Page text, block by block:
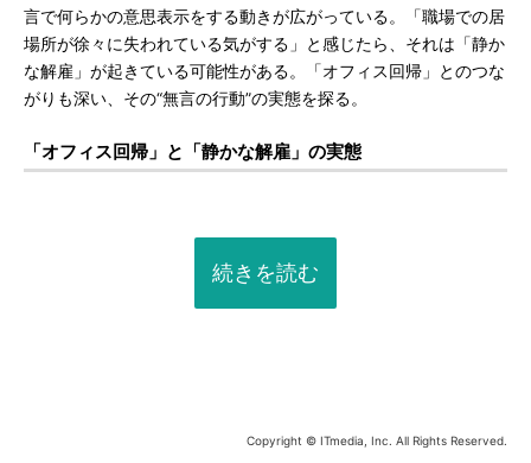
言で何らかの意思表示をする動きが広がっている。「職場での居
場所が徐々に失われている気がする」と感じたら、それは「静か
な解雇」が起きている可能性がある。「オフィス回帰」とのつな
がりも深い、その“無言の行動”の実態を探る。
「オフィス回帰」と「静かな解雇」の実態
続きを読む
Copyright © ITmedia, Inc. All Rights Reserved.